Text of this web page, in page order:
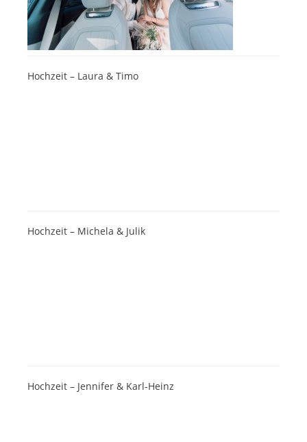
Hochzeit – Laura & Timo
Hochzeit – Michela & Julik
Hochzeit – Jennifer & Karl-Heinz